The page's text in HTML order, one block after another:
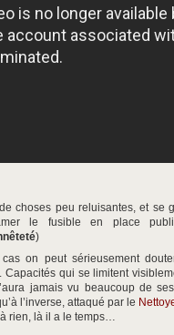
choses peu reluisantes, et se
le fusible en place
)
on peut sérieusement
Capacités qui se limitent
jamais vu beaucoup de
l’inverse, attaqué par le
rien, là il a le temps…